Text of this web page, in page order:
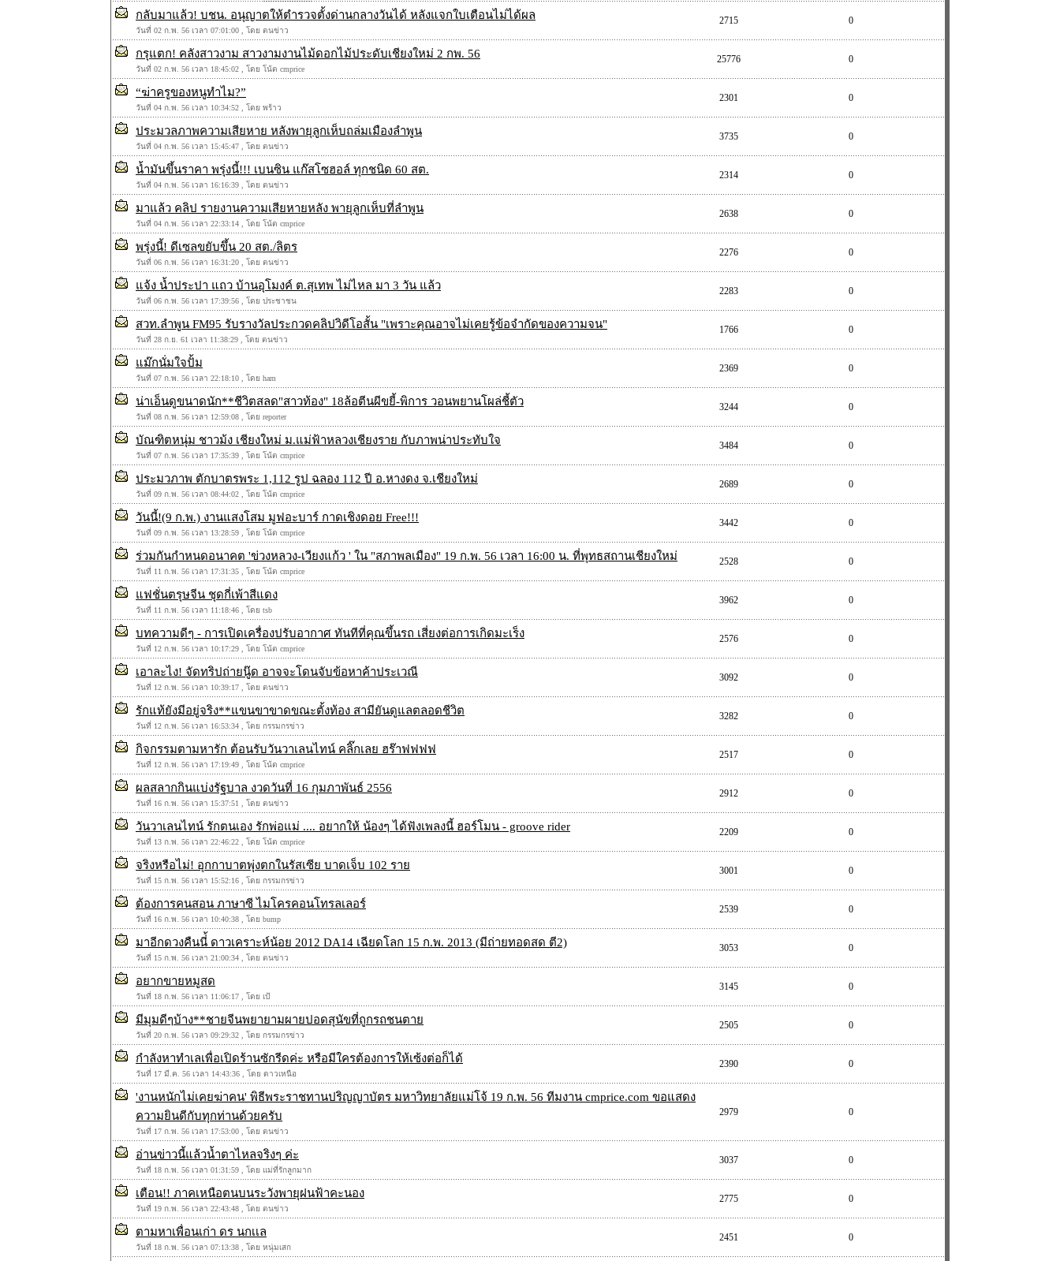
กลับมาแล้ว! บชน. อนุญาตให้ตำรวจตั้งด่านกลางวันได้ หลังแจกใบเตือนไม่ได้ผล
วันที่ 02 ก.พ. 56 เวลา 07:01:00 , โดย ตนข่าว
2715 0
กรุแตก! คลังสาวงาม สาวงามงานไม้ดอกไม้ประดับเชียงใหม่ 2 กพ. 56
วันที่ 02 ก.พ. 56 เวลา 18:45:02 , โดย โน้ต cmprice
25776 0
“ฆ่าครูของหนูทำไม?”
วันที่ 04 ก.พ. 56 เวลา 10:34:52 , โดย พร้าว
2301 0
ประมวลภาพความเสียหาย หลังพายุลูกเห็บถล่มเมืองลำพูน
วันที่ 04 ก.พ. 56 เวลา 15:45:47 , โดย ตนข่าว
3735 0
น้ำมันขึ้นราคา พรุ่งนี้!!! เบนซิน แก๊สโซฮอล์ ทุกชนิด 60 สต.
วันที่ 04 ก.พ. 56 เวลา 16:16:39 , โดย ตนข่าว
2314 0
มาแล้ว คลิป รายงานความเสียหายหลัง พายุลูกเห็บที่ลำพูน
วันที่ 04 ก.พ. 56 เวลา 22:33:14 , โดย โน้ต cmprice
2638 0
พรุ่งนี้! ดีเซลขยับขึ้น 20 สต./ลิตร
วันที่ 06 ก.พ. 56 เวลา 16:31:20 , โดย ตนข่าว
2276 0
แจ้ง น้ำประปา แถว บ้านอุโมงค์ ต.สุเทพ ไม่ไหล มา 3 วัน แล้ว
วันที่ 06 ก.พ. 56 เวลา 17:39:56 , โดย ประชาชน
2283 0
สวท.ลำพูน FM95 รับรางวัลประกวดคลิปวิดีโอสั้น "เพราะคุณอาจไม่เคยรู้ข้อจำกัดของความจน"
วันที่ 28 ก.ย. 61 เวลา 11:38:29 , โดย ตนข่าว
1766 0
แม๊กนั่มใจปั้ม
วันที่ 07 ก.พ. 56 เวลา 22:18:10 , โดย ham
2369 0
น่าเอ็นดูขนาดนัก**ชีวิตสลด"สาวท้อง" 18ล้อตีนผีขยี้-พิการ วอนพยานโผล่ชี้ตัว
วันที่ 08 ก.พ. 56 เวลา 12:59:08 , โดย reporter
3244 0
บัณฑิตหนุ่ม ชาวม้ง เชียงใหม่ ม.แม่ฟ้าหลวงเชียงราย กับภาพน่าประทับใจ
วันที่ 07 ก.พ. 56 เวลา 17:35:39 , โดย โน้ต cmprice
3484 0
ประมวภาพ ตักบาตรพระ 1,112 รูป ฉลอง 112 ปี อ.หางดง จ.เชียงใหม่
วันที่ 09 ก.พ. 56 เวลา 08:44:02 , โดย โน้ต cmprice
2689 0
วันนี้!(9 ก.พ.) งานแสงโสม มูฟอะบาร์ กาดเชิงดอย Free!!!
วันที่ 09 ก.พ. 56 เวลา 13:28:59 , โดย โน้ต cmprice
3442 0
ร่วมกันกำหนดอนาคต 'ข่วงหลวง-เวียงแก้ว ' ใน "สภาพลเมือง" 19 ก.พ. 56 เวลา 16:00 น. ที่พุทธสถานเชียงใหม่
วันที่ 11 ก.พ. 56 เวลา 17:31:35 , โดย โน้ต cmprice
2528 0
แฟชั่นตรุษจีน ชุดกี่เพ้าสีแดง
วันที่ 11 ก.พ. 56 เวลา 11:18:46 , โดย tsb
3962 0
บทความดีๆ - การเปิดเครื่องปรับอากาศ ทันทีที่คุณขึ้นรถ เสี่ยงต่อการเกิดมะเร็ง
วันที่ 12 ก.พ. 56 เวลา 10:17:29 , โดย โน้ต cmprice
2576 0
เอาละไง! จัดทริปถ่ายนู๊ด อาจจะโดนจับข้อหาค้าประเวณี
วันที่ 12 ก.พ. 56 เวลา 10:39:17 , โดย ตนข่าว
3092 0
รักแท้ยังมีอยู่จริง**แขนขาขาดขณะตั้งท้อง สามียันดูแลตลอดชีวิต
วันที่ 12 ก.พ. 56 เวลา 16:53:34 , โดย กรรมกรข่าว
3282 0
กิจกรรมตามหารัก ต้อนรับวันวาเลนไทน์ คลิ๊กเลย ฮร๊าฟฟฟฟ
วันที่ 12 ก.พ. 56 เวลา 17:19:49 , โดย โน้ต cmprice
2517 0
ผลสลากกินแบ่งรัฐบาล งวดวันที่ 16 กุมภาพันธ์ 2556
วันที่ 16 ก.พ. 56 เวลา 15:37:51 , โดย ตนข่าว
2912 0
วันวาเลนไทน์ รักตนเอง รักพ่อแม่ .... อยากให้ น้องๆ ได้ฟังเพลงนี้ ฮอร์โมน - groove rider
วันที่ 13 ก.พ. 56 เวลา 22:46:22 , โดย โน้ต cmprice
2209 0
จริงหรือไม่! อุกกาบาตพุ่งตกในรัสเซีย บาดเจ็บ 102 ราย
วันที่ 15 ก.พ. 56 เวลา 15:52:16 , โดย กรรมกรข่าว
3001 0
ต้องการคนสอน ภาษาซี ไมโครคอนโทรลเลอร์
วันที่ 16 ก.พ. 56 เวลา 10:40:38 , โดย bump
2539 0
มาอีกดวงคืนนี่้ ดาวเคราะห์น้อย 2012 DA14 เฉียดโลก 15 ก.พ. 2013 (มีถ่ายทอดสด ตี2)
วันที่ 15 ก.พ. 56 เวลา 21:00:34 , โดย ตนข่าว
3053 0
อยากขายหมูสด
วันที่ 18 ก.พ. 56 เวลา 11:06:17 , โดย เป้
3145 0
มีมุมดีๆบ้าง**ชายจีนพยายามผายปอดสุนัขที่ถูกรถชนตาย
วันที่ 20 ก.พ. 56 เวลา 09:29:32 , โดย กรรมกรข่าว
2505 0
กำลังหาทำเลเพื่อเปิดร้านซักรีดค่ะ หรือมีใครต้องการให้เซ้งต่อก็ได้
วันที่ 17 มี.ค. 56 เวลา 14:43:36 , โดย ดาวเหนือ
2390 0
'งานหนักไม่เคยฆ่าคน' พิธีพระราชทานปริญญาบัตร มหาวิทยาลัยแม่โจ้ 19 ก.พ. 56 ทีมงาน cmprice.com ขอแสดง
ความยินดีกับทุกท่านด้วยครับ
วันที่ 17 ก.พ. 56 เวลา 17:53:00 , โดย ตนข่าว
2979 0
อ่านข่าวนี้แล้วน้ำตาไหลจริงๆ ค่ะ
วันที่ 18 ก.พ. 56 เวลา 01:31:59 , โดย แม่ที่รักลูกมาก
3037 0
เตือน!! ภาคเหนือตนบนระวังพายุฝนฟ้าคะนอง
วันที่ 19 ก.พ. 56 เวลา 22:43:48 , โดย ตนข่าว
2775 0
ตามหาเพื่อนเก่า ดร นกเเล
วันที่ 18 ก.พ. 56 เวลา 07:13:38 , โดย หนุ่มเสก
2451 0